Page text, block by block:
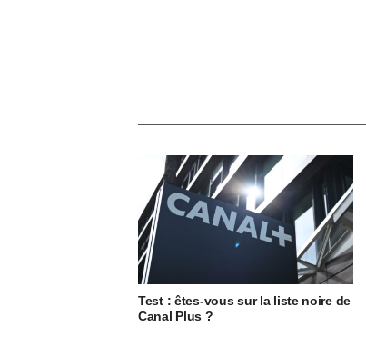
Test : êtes-vous sur la liste noire de
Canal Plus ?